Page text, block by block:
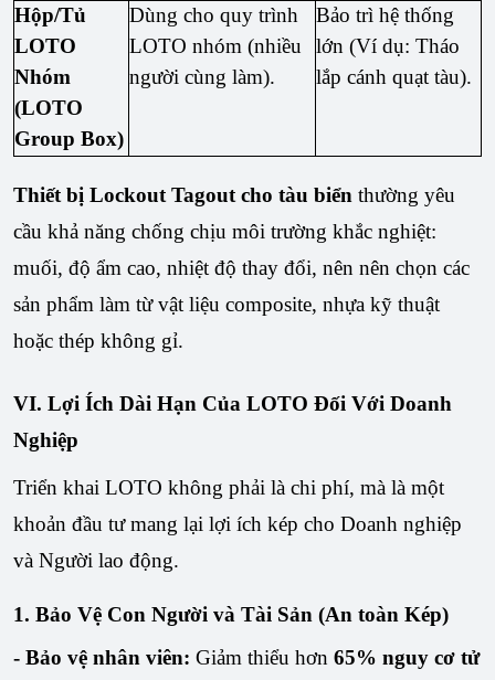
Hộp/Tủ
LOTO
Nhóm
(LOTO
Group Box)
Dùng cho quy trình
LOTO nhóm (nhiều
người cùng làm).
Bảo trì hệ thống
lớn (Ví dụ: Tháo
lắp cánh quạt tàu).
Thiết bị Lockout Tagout cho tàu biển thường yêu
cầu khả năng chống chịu môi trường khắc nghiệt:
muối, độ ẩm cao, nhiệt độ thay đổi, nên nên chọn các
sản phẩm làm từ vật liệu composite, nhựa kỹ thuật
hoặc thép không gỉ.
VI. Lợi Ích Dài Hạn Của LOTO Đối Với Doanh
Nghiệp
Triển khai LOTO không phải là chi phí, mà là một
khoản đầu tư mang lại lợi ích kép cho Doanh nghiệp
và Người lao động.
1. Bảo Vệ Con Người và Tài Sản (An toàn Kép)
- Bảo vệ nhân viên: Giảm thiểu hơn 65% nguy cơ tử